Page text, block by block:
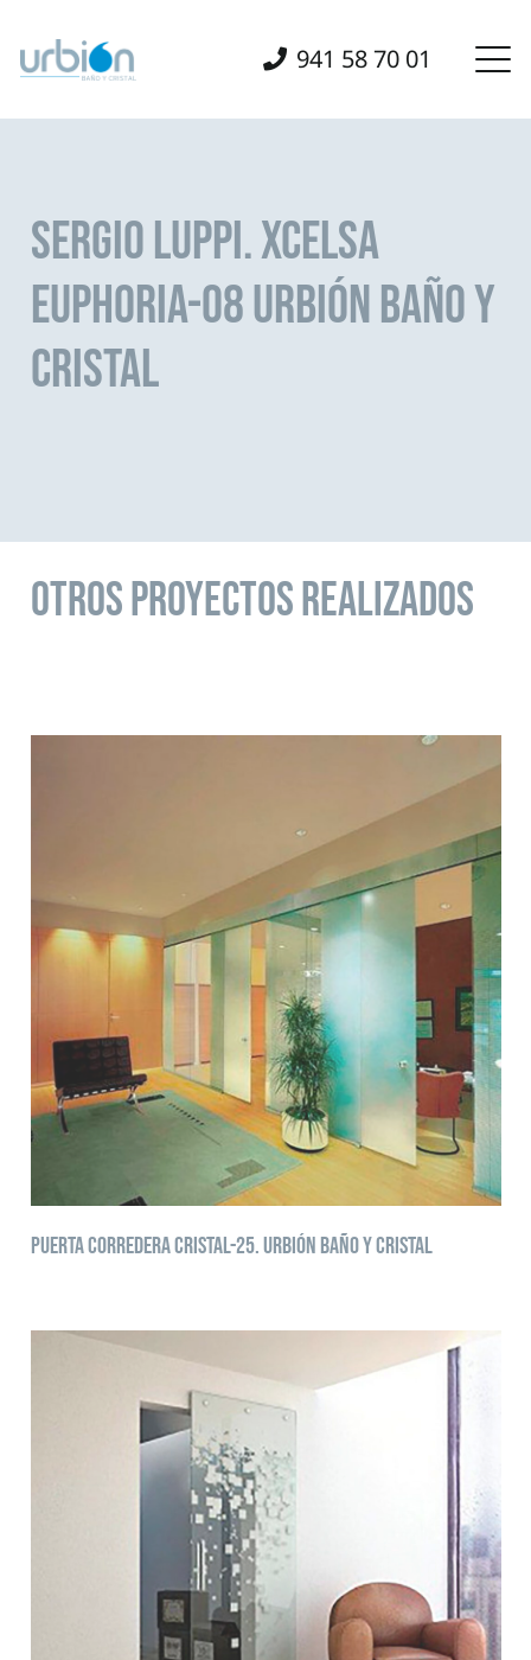
941 58 70 01
SERGIO LUPPI. XCELSA
EUPHORIA-08 URBIÓN BAÑO Y
CRISTAL
Otros Proyectos Realizados
Puerta corredera cristal-25. Urbión baño y cristal